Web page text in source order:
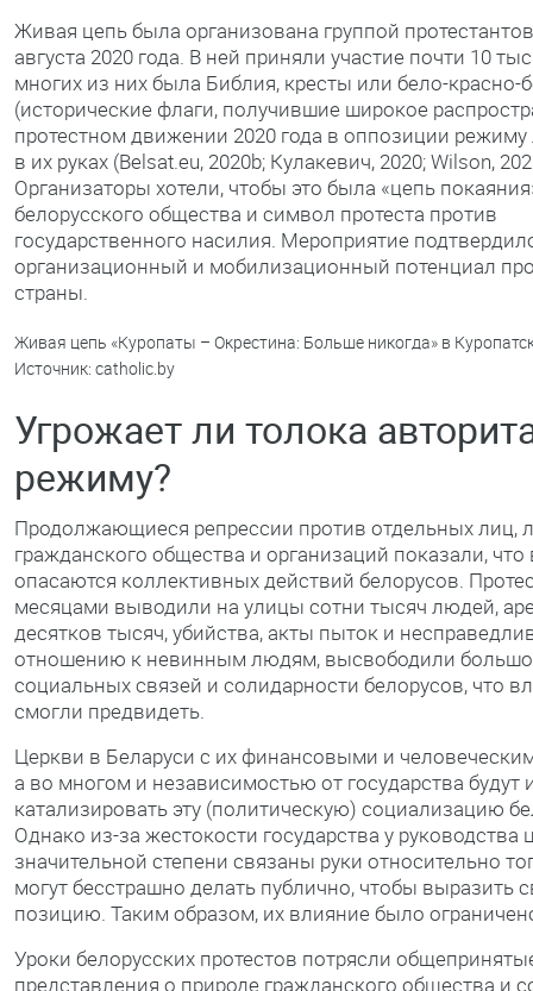
Живая цепь была организована группой
августа 2020 года. В ней приняли участие почти 10
многих из них была Библия, кресты или бело-красно-
(исторические флаги, получившие широкое
протестном движении 2020 года в оппозиции
в их руках (Belsat.eu, 2020b; Кулакевич, 2020; Wilson,
Организаторы хотели, чтобы это была «цепь
белорусского общества и символ протеста против
государственного насилия. Мероприятие
организационный и мобилизационный потенциал
страны.
Живая цепь «Куропаты – Окрестина: Больше никогда» в
Источник: catholic.by
Угрожает ли толока
режиму?
Продолжающиеся репрессии против отдельных лиц,
гражданского общества и организаций показали, что
опасаются коллективных действий белорусов.
месяцами выводили на улицы сотни тысяч людей,
десятков тысяч, убийства, акты пыток и
отношению к невинным людям, высвободили
социальных связей и солидарности белорусов, что
смогли предвидеть.
Церкви в Беларуси с их финансовыми и
а во многом и независимостью от государства будут
катализировать эту (политическую) социализацию
Однако из-за жестокости государства у руководства
значительной степени связаны руки относительно
могут бесстрашно делать публично, чтобы выразить
позицию. Таким образом, их влияние было
Уроки белорусских протестов потрясли
представления о природе гражданского общества и